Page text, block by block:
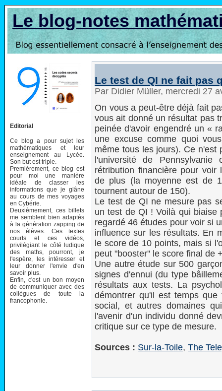
Le blog-notes
Editorial
Ce blog a pour sujet les
mathématiques et leur
enseignement au Lycée.
Son but est triple.
Premièrement, ce blog est
pour moi une manière
idéale de classer les
informations que je glâne
au cours de mes voyages
en Cybérie.
Deuxièmement, ces billets
me semblent bien adaptés
à la génération zapping de
nos élèves. Ces textes
courts et ces vidéos,
privilégiant le côté ludique
des maths, pourront, je
l'espère, les intéresser et
leur donner l'envie d'en
savoir plus.
Enfin, c'est un bon moyen
de communiquer avec des
collègues de toute la
francophonie.
Le test de QI ne fait pas
Par Didier Müller, mercredi 27
On vous a peut-être déjà fait
vous ait donné un résultat pas
peinée d'avoir engendré un «
une excuse comme quoi
même tous les jours). Ce n'est
l'université de
rétribution financière pour
de plus (la moyenne est de
tournent autour de 150).
Le test de QI ne mesure pas
un test de QI ! Voilà qui biaise
regardé 46 études pour voir si
influence sur les résultats. En
le score de 10 points, mais si
peut "booster" le score final de
Une autre étude sur 500
signes d'ennui (du type
résultats aux tests. La
démontrer qu'il est temps
social, et autres domaines
l'avenir d'un individu donné
critique sur ce type de mesure.
Sources : Sur-la-Toile, The